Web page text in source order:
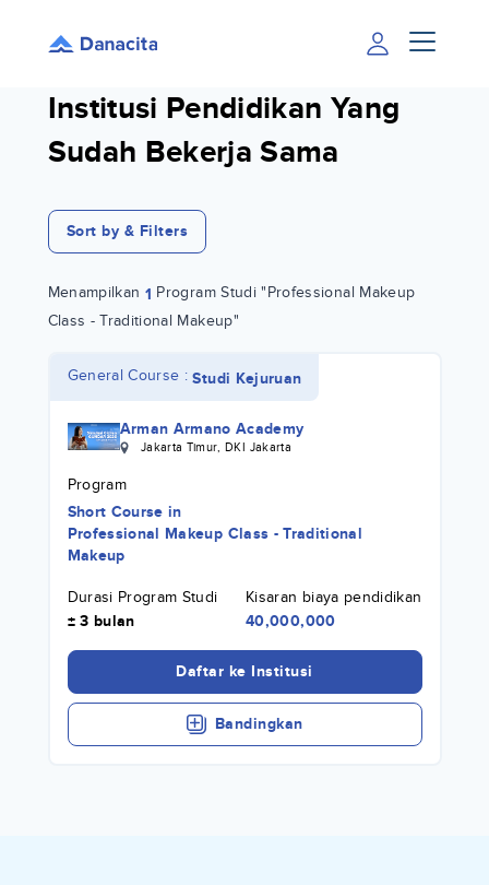
Institusi Pendidikan Yang
Sudah Bekerja Sama
Sort by & Filters
Menampilkan 1 Program Studi "Professional Makeup
Class - Traditional Makeup"
General Course :Studi Kejuruan
Arman Armano Academy
Jakarta Timur, DKI Jakarta
Program
Short Course in
Professional Makeup Class - Traditional
Makeup
Durasi Program Studi
± 3 bulan
Kisaran biaya pendidikan
40,000,000
Daftar ke Institusi
Bandingkan